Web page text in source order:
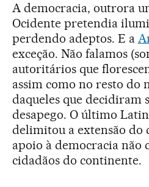
A democracia, outrora
Ocidente pretendia
perdendo adeptos. E a
exceção. Não falamos
autoritários que
assim como no resto do
daqueles que decidiram
desapego. O último
delimitou a extensão do
apoio à democracia não
cidadãos do continente.